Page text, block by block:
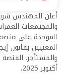
أعلن المهندس
والمجتمعات
الموحدة على
المعنيين بقانون
أكتوبر 2025.